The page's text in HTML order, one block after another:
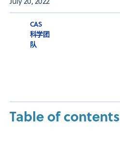
CAS
科学团
队
Table of contents